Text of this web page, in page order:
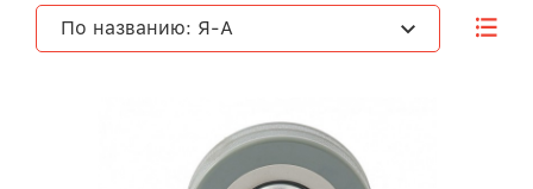
По названию: Я-А